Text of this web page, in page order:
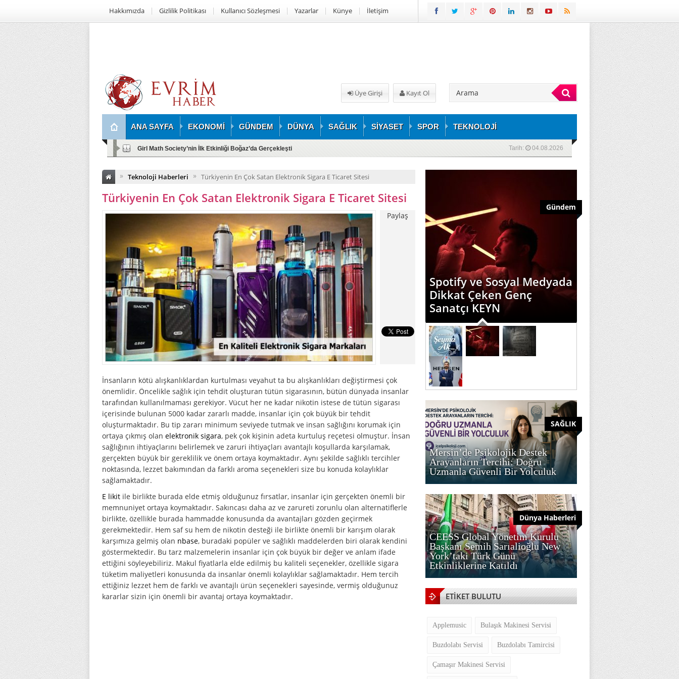
Hakkımızda Gizlilik Politikası Kullanıcı Sözleşmesi Yazarlar Künye İletişim
Üye Girişi Kayıt Ol
ANA SAYFA EKONOMİ GÜNDEM DÜNYA SAĞLIK SİYASET SPOR TEKNOLOJİ
Tarih: 04.08.2026
Girl Math Society’nin İlk Etkinliği Boğaz’da Gerçekleşti
» Teknoloji Haberleri » Türkiyenin En Çok Satan Elektronik Sigara E Ticaret Sitesi
Türkiyenin En Çok Satan Elektronik Sigara E Ticaret Sitesi
Paylaş
İnsanların kötü alışkanlıklardan kurtulması veyahut ta bu alışkanlıkları değiştirmesi çok
önemlidir. Öncelikle sağlık için tehdit oluşturan tütün sigarasının, bütün dünyada insanlar
tarafından kullanılmaması gerekiyor. Vücut her ne kadar nikotin istese de tütün sigarası
içerisinde bulunan 5000 kadar zararlı madde, insanlar için çok büyük bir tehdit
oluşturmaktadır. Bu tip zararı minimum seviyede tutmak ve insan sağlığını korumak için
ortaya çıkmış olan elektronik sigara, pek çok kişinin adeta kurtuluş reçetesi olmuştur. İnsan
sağlığının ihtiyaçlarını belirlemek ve zaruri ihtiyaçları avantajlı koşullarda karşılamak,
gerçekten büyük bir gereklilik ve önem ortaya koymaktadır. Aynı şekilde sağlıklı tercihler
noktasında, lezzet bakımından da farklı aroma seçenekleri size bu konuda kolaylıklar
sağlamaktadır.
E likit ile birlikte burada elde etmiş olduğunuz fırsatlar, insanlar için gerçekten önemli bir
memnuniyet ortaya koymaktadır. Sakıncası daha az ve zarureti zorunlu olan alternatiflerle
birlikte, özellikle burada hammadde konusunda da avantajları gözden geçirmek
gerekmektedir. Hem saf su hem de nikotin desteği ile birlikte önemli bir karışım olarak
karşımıza gelmiş olan nbase, buradaki popüler ve sağlıklı maddelerden biri olarak kendini
göstermektedir. Bu tarz malzemelerin insanlar için çok büyük bir değer ve anlam ifade
ettiğini söyleyebiliriz. Makul fiyatlarla elde edilmiş bu kaliteli seçenekler, özellikle sigara
tüketim maliyetleri konusunda da insanlar önemli kolaylıklar sağlamaktadır. Hem tercih
ettiğiniz lezzet hem de farklı ve avantajlı ürün seçenekleri sayesinde, vermiş olduğunuz
kararlar sizin için önemli bir avantaj ortaya koymaktadır.
Gündem
Spotify ve Sosyal Medyada
Dikkat Çeken Genç
Sanatçı KEYN
SAĞLIK
Mersin’de Psikolojik Destek
Arayanların Tercihi: Doğru
Uzmanla Güvenli Bir Yolculuk
Dünya Haberleri
CEESS Global Yönetim Kurulu
Başkanı Semih Sarıalioğlu New
York’taki Türk Günü
Etkinliklerine Katıldı
ETİKET BULUTU
Applemusic Bulaşık Makinesi Servisi
Buzdolabı Servisi Buzdolabı Tamircisi
Çamaşır Makinesi Servisi